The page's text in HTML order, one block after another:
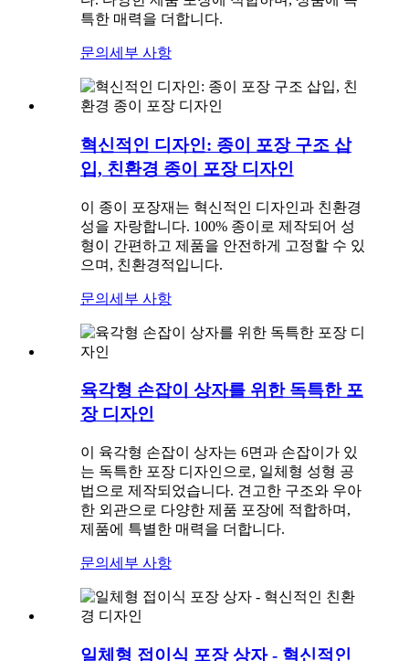
특한 매력을 더합니다.
문의 세부 사항
혁신적인 디자인: 종이 포장 구조 삽
입, 친환경 종이 포장 디자인
이 종이 포장재는 혁신적인 디자인과 친환경
성을 자랑합니다. 100% 종이로 제작되어 성
형이 간편하고 제품을 안전하게 고정할 수 있
으며, 친환경적입니다.
문의 세부 사항
육각형 손잡이 상자를 위한 독특한 포
장 디자인
이 육각형 손잡이 상자는 6면과 손잡이가 있
는 독특한 포장 디자인으로, 일체형 성형 공
법으로 제작되었습니다. 견고한 구조와 우아
한 외관으로 다양한 제품 포장에 적합하며,
제품에 특별한 매력을 더합니다.
문의 세부 사항
일체형 접이식 포장 상자 - 혁신적인